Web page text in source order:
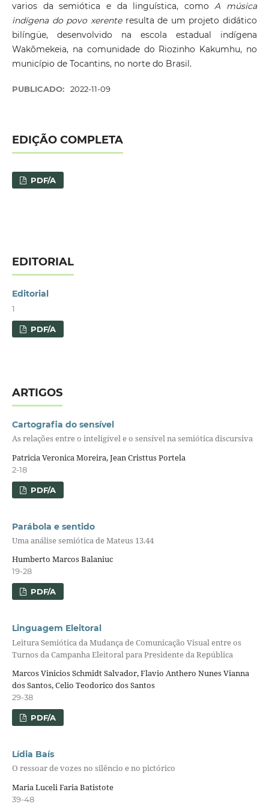
varios da semiótica e da linguística, comoA música
indígena do povo xerenteresulta de um projeto didático
bilíngüe, desenvolvido na escola estadual indígena
Wakõmekeia, na comunidade do Riozinho Kakumhu, no
município de Tocantins, no norte do Brasil.
PUBLICADO: 2022-11-09
EDIÇÃO COMPLETA
PDF/A
EDITORIAL
Editorial
1
PDF/A
ARTIGOS
Cartografia do sensível
As relações entre o inteligível e o sensível na semiótica discursiva
Patricia Veronica Moreira, Jean Cristtus Portela
2-18
PDF/A
Parábola e sentido
Uma análise semiótica de Mateus 13.44
Humberto Marcos Balaniuc
19-28
PDF/A
Linguagem Eleitoral
Leitura Semiótica da Mudança de Comunicação Visual entre os
Turnos da Campanha Eleitoral para Presidente da República
Marcos Vinicios Schmidt Salvador, Flavio Anthero Nunes Vianna
dos Santos, Celio Teodorico dos Santos
29-38
PDF/A
Lídia Baís
O ressoar de vozes no silêncio e no pictórico
Maria Luceli Faria Batistote
39-48